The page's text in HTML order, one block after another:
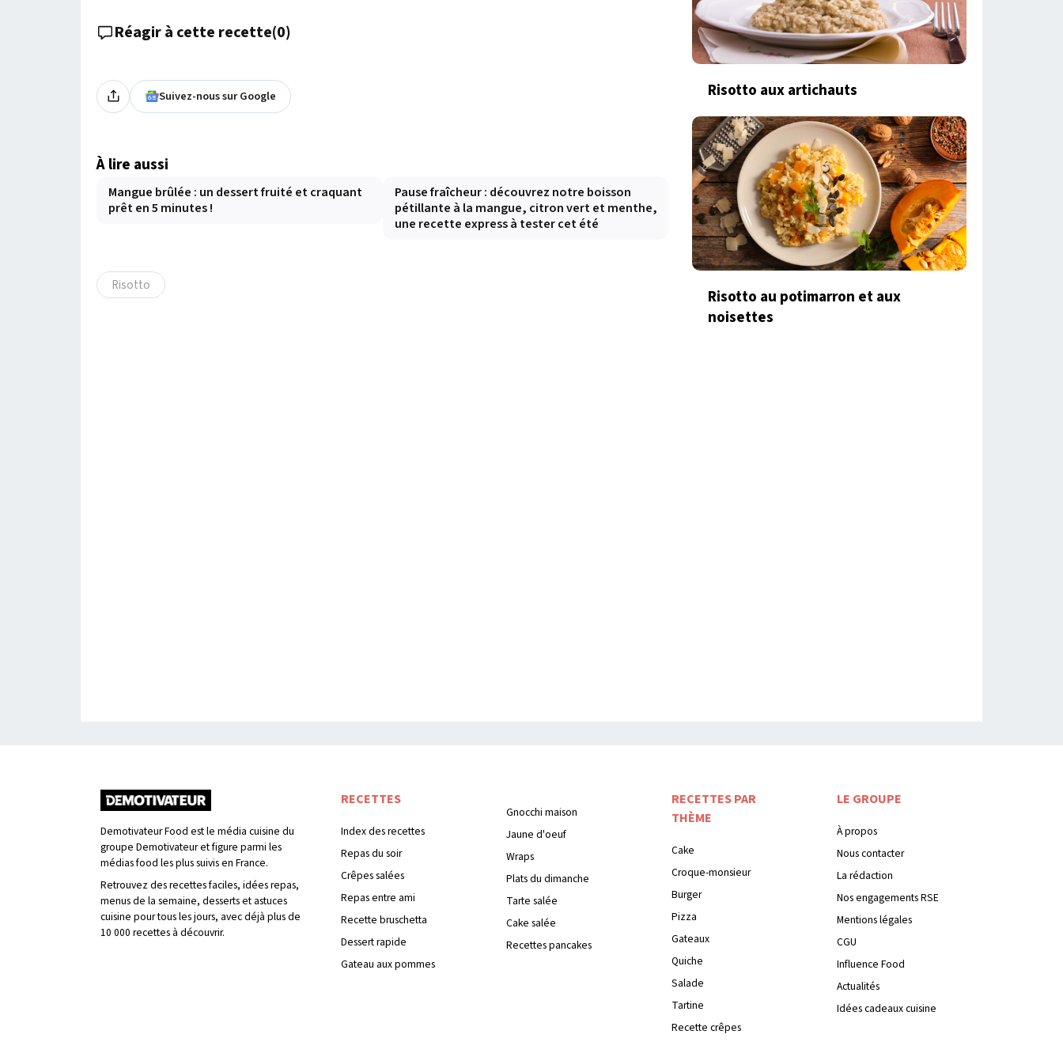
Réagir à cette recette(0)
Suivez-nous sur Google
À lire aussi
Mangue brûlée : un dessert fruité et craquant
prêt en 5 minutes !
Pause fraîcheur : découvrez notre boisson
pétillante à la mangue, citron vert et menthe,
une recette express à tester cet été
Risotto
Risotto aux artichauts
Risotto au potimarron et aux
noisettes
Demotivateur Food est le média cuisine du
groupe Demotivateur et figure parmi les
médias food les plus suivis en France.
Retrouvez des recettes faciles, idées repas,
menus de la semaine, desserts et astuces
cuisine pour tous les jours, avec déjà plus de
10 000 recettes à découvrir.
RECETTES
Index des recettes
Repas du soir
Crêpes salées
Repas entre ami
Recette bruschetta
Dessert rapide
Gateau aux pommes
Gnocchi maison
Jaune d'oeuf
Wraps
Plats du dimanche
Tarte salée
Cake salée
Recettes pancakes
RECETTES PAR
THÈME
Cake
Croque-monsieur
Burger
Pizza
Gateaux
Quiche
Salade
Tartine
Recette crêpes
LE GROUPE
À propos
Nous contacter
La rédaction
Nos engagements RSE
Mentions légales
CGU
Influence Food
Actualités
Idées cadeaux cuisine